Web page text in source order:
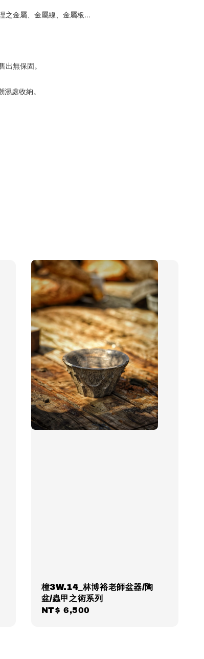
之金屬、金屬線、金屬板...
無保固。
處收納。
橦3W.14_林博裕老師盆器/陶
盆/蟲甲之術系列
Regular
NT$ 6,500